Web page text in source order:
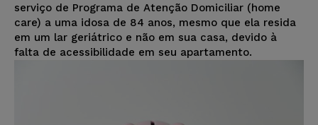
serviço de Programa de Atenção Domiciliar (home
care) a uma idosa de 84 anos, mesmo que ela resida
em um lar geriátrico e não em sua casa, devido à
falta de acessibilidade em seu apartamento.